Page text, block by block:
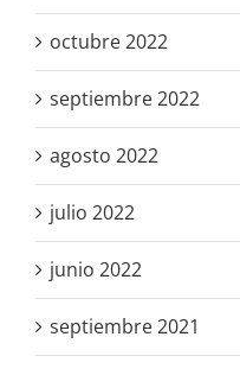
octubre 2022
septiembre 2022
agosto 2022
julio 2022
junio 2022
septiembre 2021